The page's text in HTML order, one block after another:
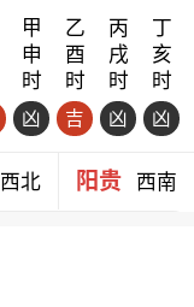
甲
申
时
凶
乙
酉
时
吉
丙
戌
时
凶
丁
亥
时
凶
西北 阳贵 西南